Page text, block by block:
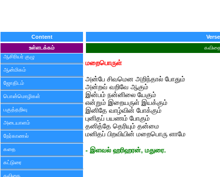
Content
உள்ளடக்கம்
ஆசிரியர் குழு
ஆன்மிகம்
ஜோதிடம்
பொன்மொழிகள்
பகுத்தறிவு
அடையாளம்
நேர்காணல்
கதை
கட்டுரை
கவிதை
Verse
மறைபொருள்
அன்பே சிவமென அறிந்தால் போதும்
அன்றவ் வறிவே ஆகும்
இன்பம் நன்னிலை யேகும்
என்றும் இறையருள் இயக்கும்
இனிதே வாழ்வின் போக்கும்
புனிதப் பயணம் போகும்
தனித்தே தெரியும் தன்மை
மனிதப் பிறவியின் மறைபொரு ளாமே
- இளவல் ஹரிஹரன், மதுரை.